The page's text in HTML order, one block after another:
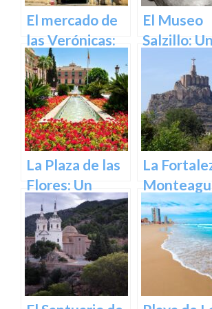
El mercado de
las Verónicas:
descubre el
mercado más
emblemático
de Murcia
El Museo
Salzillo: Un
Tesoro de
Escultura
Barroca en
España en
Murcia
La Plaza de las
Flores: Un
Rincón de Color
en la Ciudad de
Murcia
La